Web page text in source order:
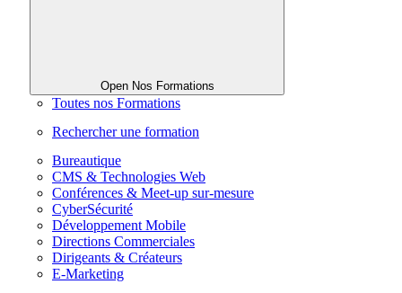
Open Nos Formations
Toutes nos Formations
Rechercher une formation
Bureautique
CMS & Technologies Web
Conférences & Meet-up sur-mesure
CyberSécurité
Développement Mobile
Directions Commerciales
Dirigeants & Créateurs
E-Marketing